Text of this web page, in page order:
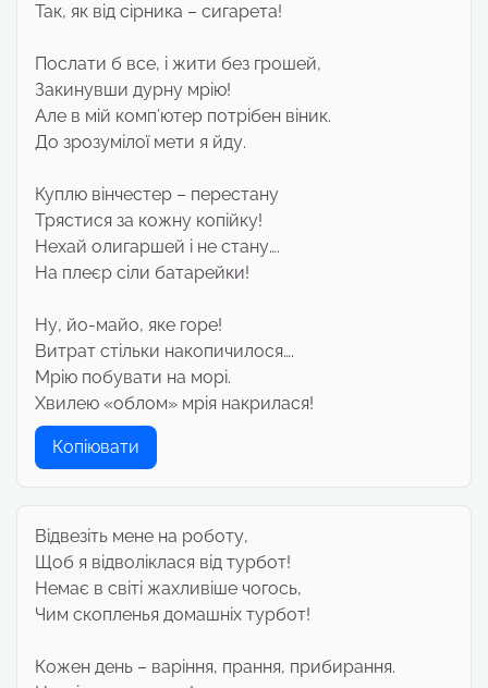
Так, як від сірника – сигарета!
Послати б все, і жити без грошей,
Закинувши дурну мрію!
Але в мій комп’ютер потрібен віник.
До зрозумілої мети я йду.
Куплю вінчестер – перестану
Трястися за кожну копійку!
Нехай олигаршей і не стану….
На плеєр сіли батарейки!
Ну, йо-майо, яке горе!
Витрат стільки накопичилося….
Мрію побувати на морі.
Хвилею «облом» мрія накрилася!
Копіювати
Відвезіть мене на роботу,
Щоб я відволіклася від турбот!
Немає в світі жахливіше чогось,
Чим скопленья домашніх турбот!
Кожен день – варіння, прання, прибирання.